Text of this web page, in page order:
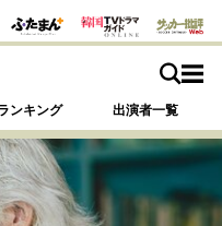
ンキング 出演者一覧